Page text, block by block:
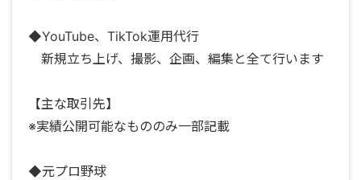
◆YouTube、TikTok運用代行
新規立ち上げ、撮影、企画、編集と全て行います
【主な取引先】
※実績公開可能なもののみ一部記載
◆元プロ野球